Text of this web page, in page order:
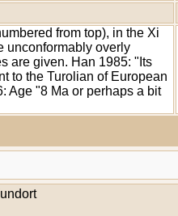
from top), in the Xi
unconformably overly
are given. Han 1985: "Its
to the Turolian of European
Age "8 Ma or perhaps a bit